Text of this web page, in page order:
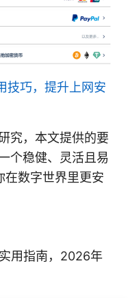
技巧，提升上网安
究，本文提供的要
个稳健、灵活且易
在数字世界里更安
用指南，2026年